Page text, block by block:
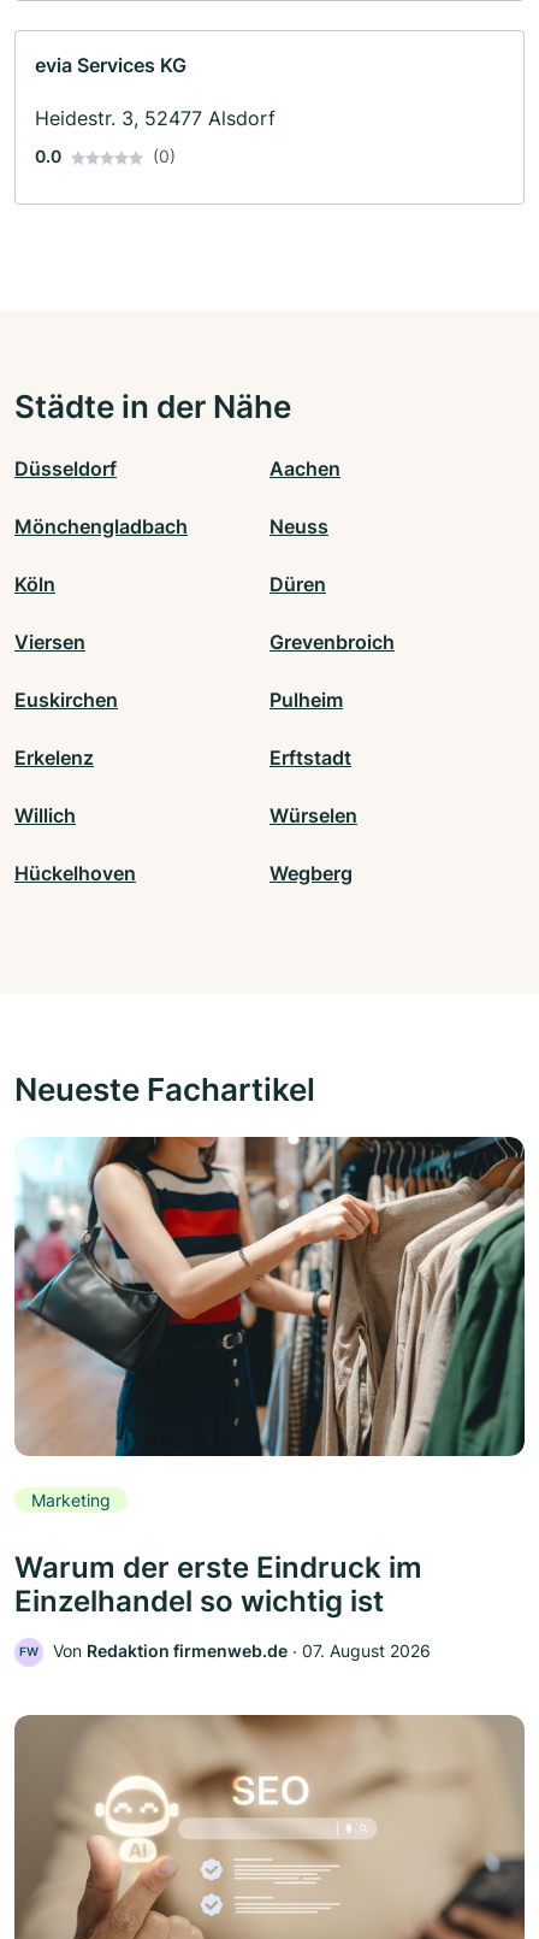
evia Services KG
Heidestr. 3, 52477 Alsdorf
0.0 (0)
Städte in der Nähe
Düsseldorf Aachen
Mönchengladbach Neuss
Köln Düren
Viersen Grevenbroich
Euskirchen Pulheim
Erkelenz Erftstadt
Willich Würselen
Hückelhoven Wegberg
Neueste Fachartikel
Marketing
Warum der erste Eindruck im
Einzelhandel so wichtig ist
FW Von Redaktion firmenweb.de ‧ 07. August 2026